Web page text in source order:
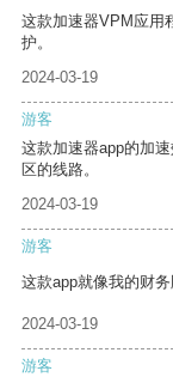
这款加速器VPM应用
护。
2024-03-19
游客
这款加速器app的加
区的线路。
2024-03-19
游客
这款app就像我的财
2024-03-19
游客